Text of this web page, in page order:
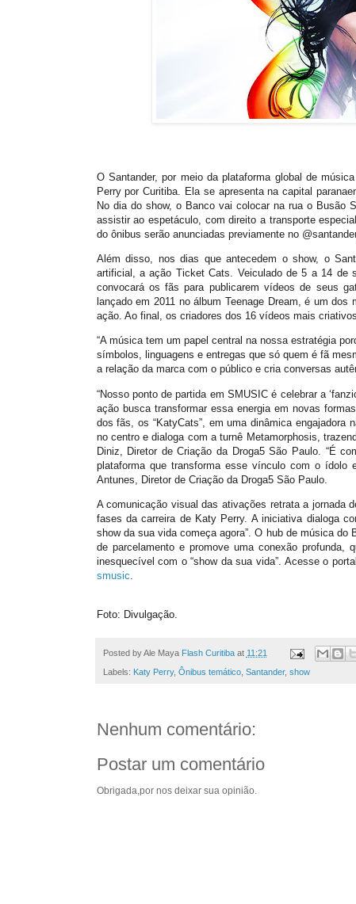
O Santander, por meio da plataforma global de
Perry por Curitiba. Ela se apresenta na capital
No dia do show, o Banco vai colocar na rua o Busão
assistir ao espetáculo, com direito a transporte
do ônibus serão anunciadas previamente no
Além disso, nos dias que antecedem o show, o
artificial, a ação Ticket Cats. Veiculado de 5 a 14
convocará os fãs para publicarem vídeos de seus
lançado em 2011 no álbum Teenage Dream, é um
ação. Ao final, os criadores dos 16 vídeos mais
“A música tem um papel central na nossa estratégia
símbolos, linguagens e entregas que só quem é fã
a relação da marca com o público e cria conversas
“Nosso ponto de partida em SMUSIC é celebrar a
ação busca transformar essa energia em novas
dos fãs, os “KatyCats”, em uma dinâmica
no centro e dialoga com a turnê Metamorphosis,
Diniz, Diretor de Criação da Droga5 São Paulo. “É
plataforma que transforma esse vínculo com o ídolo
Antunes, Diretor de Criação da Droga5 São Paulo.
A comunicação visual das ativações retrata a jornada
fases da carreira de Katy Perry. A iniciativa dialoga
show da sua vida começa agora”. O hub de música
de parcelamento e promove uma conexão profunda,
inesquecível com o “show da sua vida”. Acesse o
smusic
Foto: Divulgação.
Posted by Ale Maya Flash Curitiba at 11:21
Labels: Katy Perry, Ônibus temático, Santander, show
Nenhum comentário:
Postar um comentário
Obrigada,por nos deixar sua opinião.